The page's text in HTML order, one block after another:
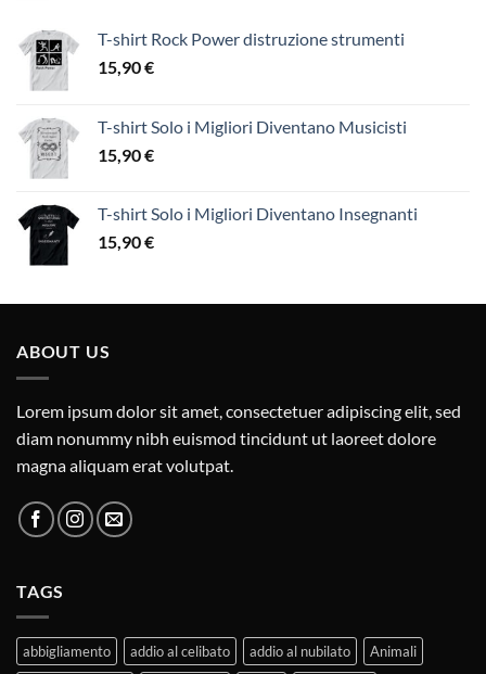
T-shirt Rock Power distruzione strumenti
15,90€
T-shirt Solo i Migliori Diventano Musicisti
15,90€
T-shirt Solo i Migliori Diventano Insegnanti
15,90€
ABOUT US
Lorem ipsum dolor sit amet, consectetuer adipiscing elit, sed
diam nonummy nibh euismod tincidunt ut laoreet dolore
magna aliquam erat volutpat.
TAGS
abbigliamento addio al celibato addio al nubilato
Animali